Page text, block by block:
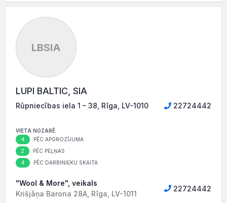
LBSIA
LUPI BALTIC, SIA
Rūpniecības iela 1 – 38, Rīga, LV-1010 22724442
VIETA NOZARĒ
4 PĒC APGROZĪJUMA
2 PĒC PEĻŅAS
4 PĒC DARBINIEKU SKAITA
"Wool & More", veikals
Krišjāņa Barona 28A, Rīga, LV-1011
22724442